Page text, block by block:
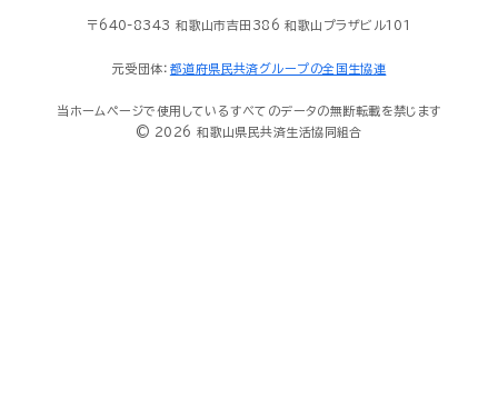
〒640-8343 和歌山市吉田386 和歌山プラザビル101
元受団体： 都道府県民共済グループの全国生協連
当ホームページで使用しているすべてのデータの無断転載を禁じます
© 2026 和歌山県民共済生活協同組合